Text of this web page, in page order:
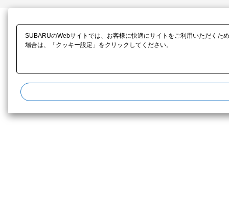
SUBARUのWebサイトでは、お客様に快適にサイトをご利用いただく
場合は、「クッキー設定」をクリックしてください。​